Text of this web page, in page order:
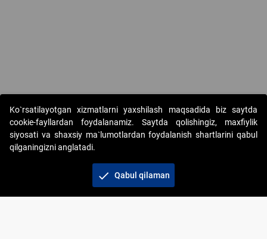
Copyright © 2017-2026. "Elektron onlayn-auksionlarni
tashkil etish" AJ. Barcha huquqlar himoyalangan
Ko`rsatilayotgan xizmatlarni yaxshilash maqsadida biz saytda
cookie-fayllardan foydalanamiz. Saytda qolishingiz, maxfiylik
siyosati va shaxsiy ma`lumotlardan foydalanish shartlarini qabul
qilganingizni anglatadi.
check Qabul qilaman